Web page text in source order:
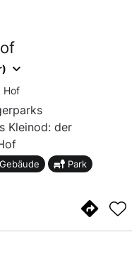
Hof
Kleinod: der
Park